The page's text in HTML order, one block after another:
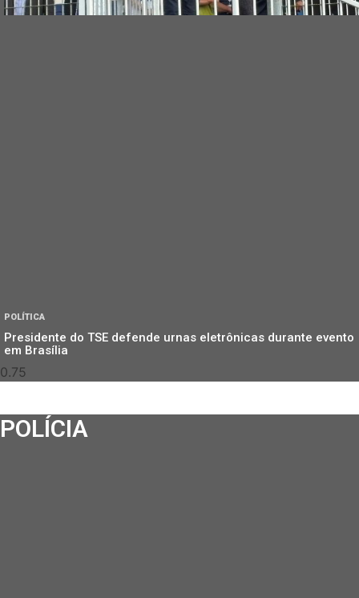
POLÍTICA
Presidente do TSE defende urnas eletrônicas durante evento
em Brasília
POLÍCIA